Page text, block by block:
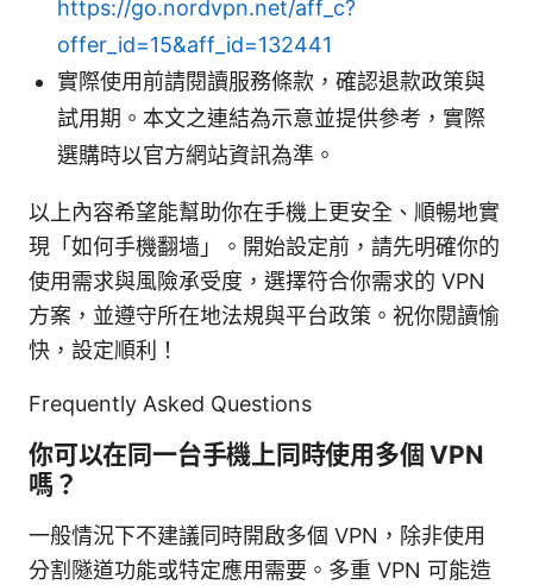
https://go.nordvpn.net/aff_c?
offer_id=15&aff_id=132441
實際使用前請閱讀服務條款，確認退款政策與
試用期。本文之連結為示意並提供參考，實際
選購時以官方網站資訊為準。
以上內容希望能幫助你在手機上更安全、順暢地實
現「如何手機翻墙」。開始設定前，請先明確你的
使用需求與風險承受度，選擇符合你需求的 VPN
方案，並遵守所在地法規與平台政策。祝你閱讀愉
快，設定順利！
Frequently Asked Questions
你可以在同一台手機上同時使用多個 VPN
嗎？
一般情況下不建議同時開啟多個 VPN，除非使用
分割隧道功能或特定應用需要。多重 VPN 可能造